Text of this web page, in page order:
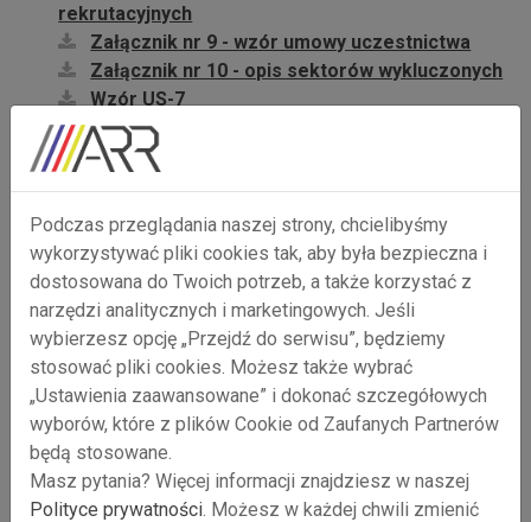
rekrutacyjnych
Załącznik nr 9 - wzór umowy uczestnictwa
Załącznik nr 10 - opis sektorów wykluczonych
Wzór US-7
ETAP 2: REGULAMIN WSPARCIA
ETAP-2-REGULAMIN-WSPARCIA
ETAP 2: Załącznik nr 1 - Biznesplan
ETAP II - zał. do biznesplanu
ETAP 2: Załącznik nr 3 - Oświadczenie o
otrzymanej pomocy
ETAP 2: Załącznik nr 2 - karta oceny
biznesplanu
ETAP 2: Załącznik nr 5 - zbiór oświadczeń
ETAP 2: Załącznik nr 6 - Wzór Umowy
ETAP 2: Formularz informacji do 12.11.2025
ETAP 2 Formularz informacji aktualizacja od
13.11.2025
Podczas przeglądania naszej strony, chcielibyśmy
wykorzystywać pliki cookies tak, aby była bezpieczna i
dostosowana do Twoich potrzeb, a także korzystać z
narzędzi analitycznych i marketingowych. Jeśli
wybierzesz opcję „Przejdź do serwisu”, będziemy
stosować pliki cookies. Możesz także wybrać
„Ustawienia zaawansowane” i dokonać szczegółowych
wyborów, które z plików Cookie od Zaufanych Partnerów
będą stosowane.
Masz pytania? Więcej informacji znajdziesz w naszej
Polityce prywatności . Możesz w każdej chwili zmienić